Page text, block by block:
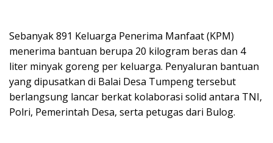
Sebanyak 891 Keluarga Penerima Manfaat (KPM)
menerima bantuan berupa 20 kilogram beras dan 4
liter minyak goreng per keluarga. Penyaluran bantuan
yang dipusatkan di Balai Desa Tumpeng tersebut
berlangsung lancar berkat kolaborasi solid antara TNI,
Polri, Pemerintah Desa, serta petugas dari Bulog.